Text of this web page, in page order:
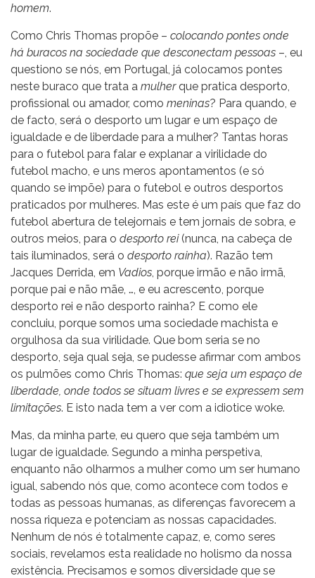
homem.
Como Chris Thomas propõe – colocando pontes onde
há buracos na sociedade que desconectam pessoas –, eu
questiono se nós, em Portugal, já colocamos pontes
neste buraco que trata a mulherque pratica desporto,
profissional ou amador, como meninas? Para quando, e
de facto, será o desporto um lugar e um espaço de
igualdade e de liberdade para a mulher? Tantas horas
para o futebol para falar e explanar a virilidade do
futebol macho, e uns meros apontamentos (e só
quando se impõe) para o futebol e outros desportos
praticados por mulheres. Mas este é um país que faz do
futebol abertura de telejornais e tem jornais de sobra, e
outros meios, para o desporto rei(nunca, na cabeça de
tais iluminados, será o desporto rainha). Razão tem
Jacques Derrida, em Vadios , porque irmão e não irmã,
porque pai e não mãe, …, e eu acrescento, porque
desporto rei e não desporto rainha? E como ele
concluiu, porque somos uma sociedade machista e
orgulhosa da sua virilidade. Que bom seria se no
desporto, seja qual seja, se pudesse afirmar com ambos
os pulmões como Chris Thomas: que seja um espaço de
liberdade, onde todos se situam livres e se expressem sem
limitações. E isto nada tem a ver com a idiotice woke.
Mas, da minha parte, eu quero que seja também um
lugar de igualdade. Segundo a minha perspetiva,
enquanto não olharmos a mulher como um ser humano
igual, sabendo nós que, como acontece com todos e
todas as pessoas humanas, as diferenças favorecem a
nossa riqueza e potenciam as nossas capacidades.
Nenhum de nós é totalmente capaz, e, como seres
sociais, revelamos esta realidade no holismo da nossa
existência. Precisamos e somos diversidade que se